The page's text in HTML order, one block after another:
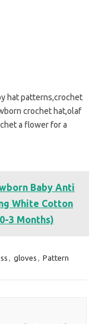
hat patterns,crochet
crochet hat,olaf
a flower for a
Baby Anti
White Cotton
3 Months)
, gloves , Pattern